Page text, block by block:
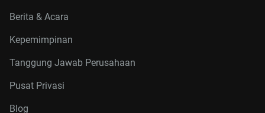
Berita & Acara
Kepemimpinan
Tanggung Jawab Perusahaan
Pusat Privasi
Blog